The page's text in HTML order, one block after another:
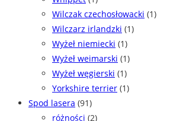
Wilczak czechosłowacki (1)
Wilczarz irlandzki (1)
Wyżeł niemiecki (1)
Wyżeł weimarski (1)
Wyżeł węgierski (1)
Yorkshire terrier (1)
Spod lasera (91)
różności (2)